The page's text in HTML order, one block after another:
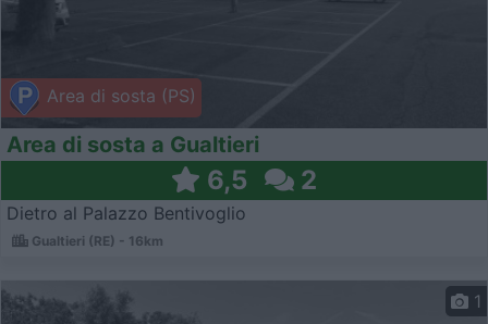
Area di sosta (PS)
Area di sosta a Gualtieri
6,5 2
Dietro al Palazzo Bentivoglio
Gualtieri (RE) - 16km
1